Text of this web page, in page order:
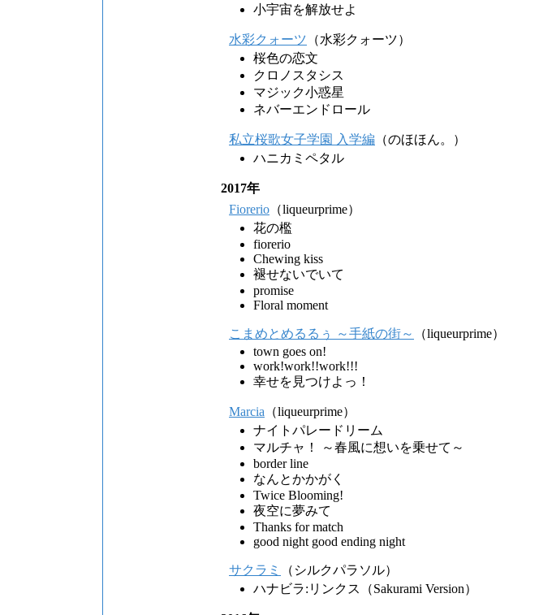
小宇宙を解放せよ
水彩クォーツ （水彩クォーツ）
桜色の恋文
クロノスタシス
マジック小惑星
ネバーエンドロール
私立桜歌女子学園 入学編 （のほほん。）
ハニカミペタル
2017年
Fiorerio （liqueurprime）
花の檻
fiorerio
Chewing kiss
褪せないでいて
promise
Floral moment
こまめとめるるぅ ～手紙の街～
（liqueurprime）
town goes on!
work!work!!work!!!
幸せを見つけよっ！
Marcia （liqueurprime）
ナイトパレードリーム
マルチャ！ ～春風に想いを乗せて～
border line
なんとかかがく
Twice Blooming!
夜空に夢みて
Thanks for match
good night good ending night
サクラミ
（シルクパラソル）
ハナビラ:リンクス（Sakurami Version）